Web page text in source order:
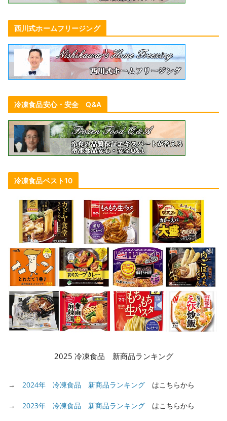
西川式ホームフリージング
冷凍食品安心・安全 Q&A
冷凍食品ベスト10
2025 冷凍食品 新商品ランキング
→ 2024年 冷凍食品 新商品ランキング はこちらから
→ 2023年 冷凍食品 新商品ランキング はこちらから